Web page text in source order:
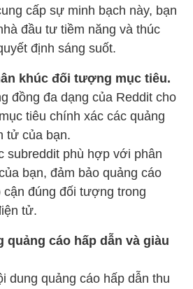
cấp sự minh bạch này, bạn
đầu tư tiềm năng và thúc
định sáng suốt.
khúc đối tượng mục tiêu.
đồng đa dạng của Reddit cho
tiêu chính xác các quảng
tử của bạn.
subreddit phù hợp với phân
bạn, đảm bảo quảng cáo
cận đúng đối tượng trong
tử.
quảng cáo hấp dẫn và giàu
dung quảng cáo hấp dẫn thu